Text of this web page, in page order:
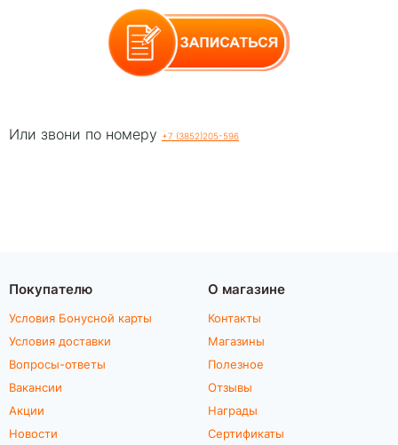
Или звони по номеру +7 (3852)205-596
Покупателю
Условия Бонусной карты
Условия доставки
Вопросы-ответы
Вакансии
Акции
Новости
О магазине
Контакты
Магазины
Полезное
Отзывы
Награды
Сертификаты